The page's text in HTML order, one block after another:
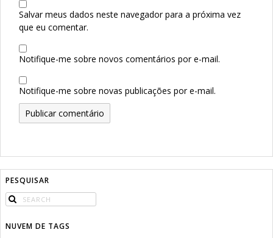
Salvar meus dados neste navegador para a próxima vez
que eu comentar.
Notifique-me sobre novos comentários por e-mail.
Notifique-me sobre novas publicações por e-mail.
PESQUISAR
NUVEM DE TAGS